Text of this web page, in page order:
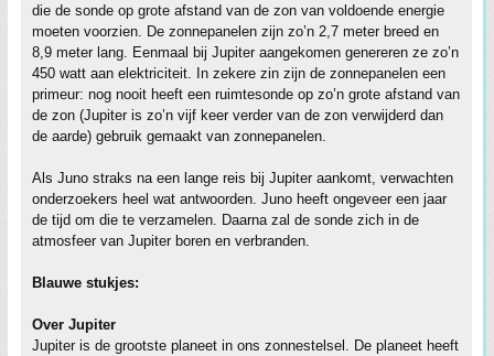
die de sonde op grote afstand van de zon van voldoende energie
moeten voorzien. De zonnepanelen zijn zo’n 2,7 meter breed en
8,9 meter lang. Eenmaal bij Jupiter aangekomen genereren ze zo’n
450 watt aan elektriciteit. In zekere zin zijn de zonnepanelen een
primeur: nog nooit heeft een ruimtesonde op zo’n grote afstand van
de zon (Jupiter is zo’n vijf keer verder van de zon verwijderd dan
de aarde) gebruik gemaakt van zonnepanelen.
Als Juno straks na een lange reis bij Jupiter aankomt, verwachten
onderzoekers heel wat antwoorden. Juno heeft ongeveer een jaar
de tijd om die te verzamelen. Daarna zal de sonde zich in de
atmosfeer van Jupiter boren en verbranden.
Blauwe stukjes:
Over Jupiter
Jupiter is de grootste planeet in ons zonnestelsel. De planeet heeft